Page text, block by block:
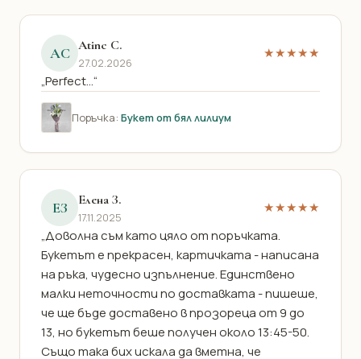
AC Atinc C.
27.02.2026
★★★★★
„Perfect...“
Поръчка: Букет от бял лилиум
ЕЗ Елена З.
17.11.2025
★★★★★
„Доволна съм като цяло от поръчката.
Букетът е прекрасен, картичката - написана
на ръка, чудесно изпълнение. Единствено
малки неточности по доставката - пишеше,
че ще бъде доставено в прозореца от 9 до
13, но букетът беше получен около 13:45-50.
Също така бих искала да вметна, че